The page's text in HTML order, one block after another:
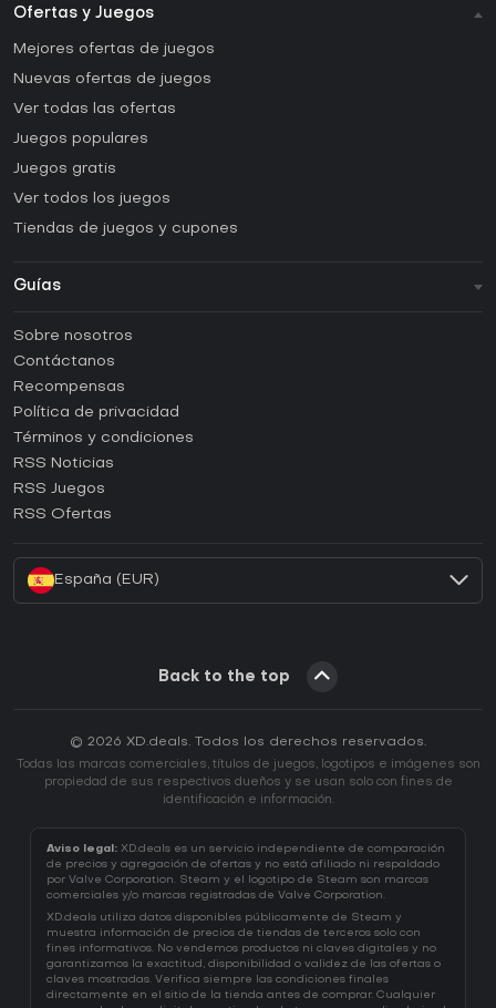
Ofertas y Juegos
Mejores ofertas de juegos
Nuevas ofertas de juegos
Ver todas las ofertas
Juegos populares
Juegos gratis
Ver todos los juegos
Tiendas de juegos y cupones
Guías
Guías y tutoriales
¿Cómo activar una CD Key de Steam?
¿Cómo activar una CD Key de Epic Games?
¿Cómo activar una CD Key de GOG?
¿Cómo activar una CD Key de Ubisoft Connect?
Sobre nosotros
Contáctanos
Recompensas
Política de privacidad
Términos y condiciones
RSS Noticias
RSS Juegos
RSS Ofertas
España (EUR)
Back to the top
© 2026 XD.deals. Todos los derechos reservados.
Todas las marcas comerciales, títulos de juegos, logotipos e imágenes son
propiedad de sus respectivos dueños y se usan solo con fines de
identificación e información.
Aviso legal: XD.deals es un servicio independiente de comparación
de precios y agregación de ofertas y no está afiliado ni respaldado
por Valve Corporation. Steam y el logotipo de Steam son marcas
comerciales y/o marcas registradas de Valve Corporation.
XD.deals utiliza datos disponibles públicamente de Steam y
muestra información de precios de tiendas de terceros solo con
fines informativos. No vendemos productos ni claves digitales y no
garantizamos la exactitud, disponibilidad o validez de las ofertas o
claves mostradas. Verifica siempre las condiciones finales
directamente en el sitio de la tienda antes de comprar. Cualquier